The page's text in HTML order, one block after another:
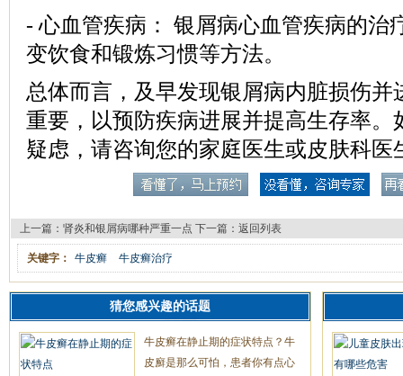
- 心血管疾病： 银屑病心血管疾病的治
变饮食和锻炼习惯等方法。
总体而言，及早发现银屑病内脏损伤并
重要，以预防疾病进展并提高生存率。
疑虑，请咨询您的家庭医生或皮肤科医
上一篇： 肾炎和银屑病哪种严重一点 下一篇： 返回列表
关键字： 牛皮癣 牛皮癣治疗
猜您感兴趣的话题
牛皮癣在静止期的症状特点？牛
皮廯是那么可怕，患者你有点心